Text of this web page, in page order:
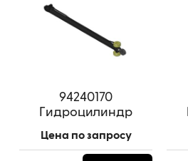
94240170
Гидроцилиндр
94240170
Цена по запросу